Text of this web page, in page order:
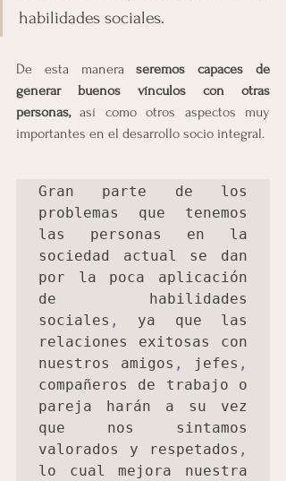
habilidades sociales.
De esta manera seremos capaces de
generar buenos vínculos con otras
personas, así como otros aspectos muy
importantes en el desarrollo socio integral.
Gran parte de los
problemas que tenemos
las personas en la
sociedad actual se dan
por la poca aplicación
de habilidades
sociales ,
ya que las
relaciones exitosas con
nuestros amigos , jefes ,
compañeros de trabajo o
pareja harán a su vez
que nos sintamos
valorados y respetados ,
lo cual mejora nuestra